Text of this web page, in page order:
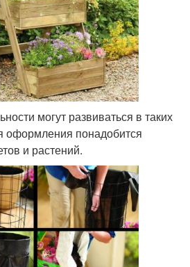
могут развиваться в таких
оформления понадобится
и растений.